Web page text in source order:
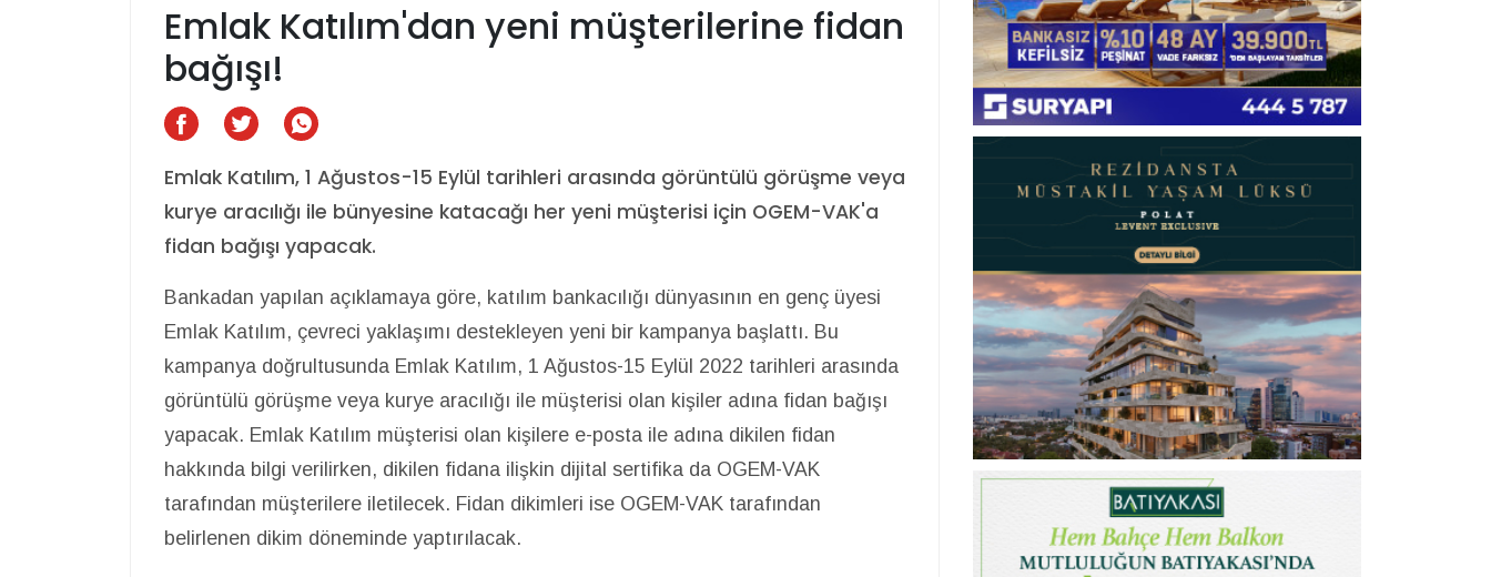
Emlak Katılım'dan yeni müşterilerine fidan
bağışı!
Emlak Katılım, 1 Ağustos-15 Eylül tarihleri arasında görüntülü görüşme veya
kurye aracılığı ile bünyesine katacağı her yeni müşterisi için OGEM-VAK'a
fidan bağışı yapacak.
Bankadan yapılan açıklamaya göre, katılım bankacılığı dünyasının en genç üyesi
Emlak Katılım, çevreci yaklaşımı destekleyen yeni bir kampanya başlattı. Bu
kampanya doğrultusunda Emlak Katılım, 1 Ağustos-15 Eylül 2022 tarihleri arasında
görüntülü görüşme veya kurye aracılığı ile müşterisi olan kişiler adına fidan bağışı
yapacak. Emlak Katılım müşterisi olan kişilere e-posta ile adına dikilen fidan
hakkında bilgi verilirken, dikilen fidana ilişkin dijital sertifika da OGEM-VAK
tarafından müşterilere iletilecek. Fidan dikimleri ise OGEM-VAK tarafından
belirlenen dikim döneminde yaptırılacak.